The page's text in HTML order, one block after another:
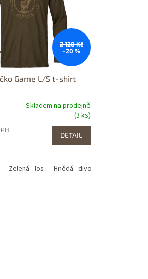
2 120 Kč
–20 %
Game L/S t-shirt
Skladem na prodejně
(3 ks)
DETAIL
Zelená - los Hnědá - divočák